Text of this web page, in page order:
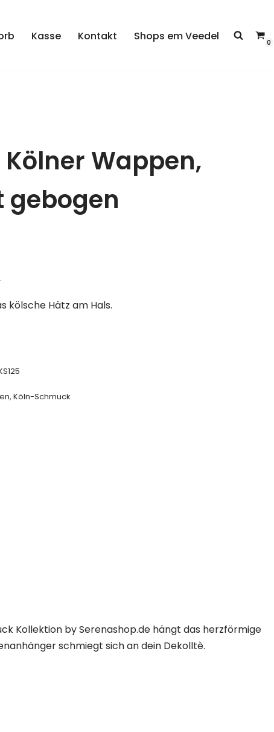
Kasse Kontakt Shops em Veedel 0
Kölner Wappen,
gebogen
kölsche Hätz am Hals.
,Köln-Schmuck
Kollektion by Serenashop.de hängt das herzförmige
schmiegt sich an dein Dekolltè.